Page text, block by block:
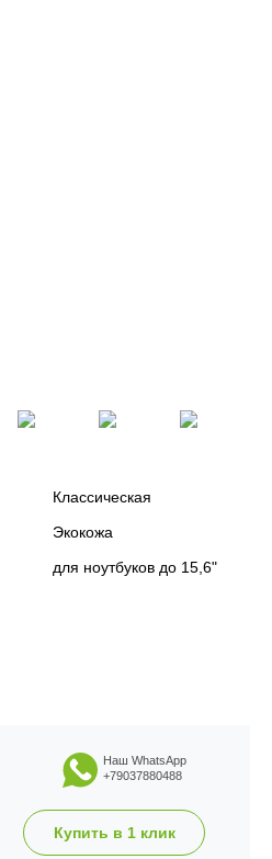
Классическая
Экокожа
для ноутбуков до 15,6"
Наш WhatsApp
+79037880488
Купить в 1 клик